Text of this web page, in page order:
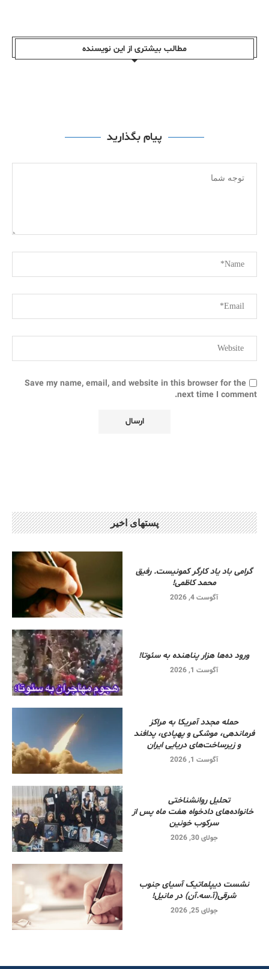
مطالب بیشتری از این نویسندە
پیام بگذارید
Save my name, email, and website in this browser for the
next time I comment.
پستهای اخیر
گرامی باد یاد کارگر کمونیست. رفیق
محمد کاظمی!
آگوست 4, 2026
ورود ده‌ها هزار پناهنده به سئوتا!
آگوست 1, 2026
حمله مجدد آمریکا به مراکز
فرماندهی، موشکی و پهپادی، پدافند
و زیرساخت‌های دریایی ایران
آگوست 1, 2026
تحلیل روانشناختی
خانواده‌های دادخواه هفت ماه پس از
سرکوب خونین
جولای 30, 2026
نشست دیپلماتیک آسیای جنوب
شرقی‌(آ.سه.آن) در مانیل!
جولای 25, 2026